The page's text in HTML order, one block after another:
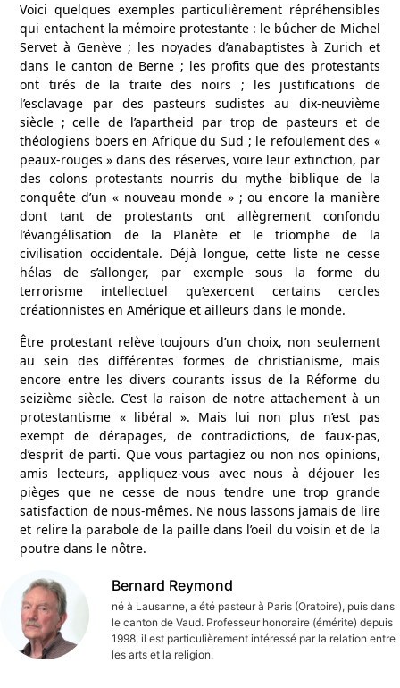
Voici quelques exemples particulièrement répréhensibles
qui entachent la mémoire protestante : le bûcher de Michel
Servet à Genève ; les noyades d’anabaptistes à Zurich et
dans le canton de Berne ; les profits que des protestants
ont tirés de la traite des noirs ; les justifications de
l’esclavage par des pasteurs sudistes au dix-neuvième
siècle ; celle de l’apartheid par trop de pasteurs et de
théologiens boers en Afrique du Sud ; le refoulement des «
peaux-rouges » dans des réserves, voire leur extinction, par
des colons protestants nourris du mythe biblique de la
conquête d’un « nouveau monde » ; ou encore la manière
dont tant de protestants ont allègrement confondu
l’évangélisation de la Planète et le triomphe de la
civilisation occidentale. Déjà longue, cette liste ne cesse
hélas de s’allonger, par exemple sous la forme du
terrorisme intellectuel qu’exercent certains cercles
créationnistes en Amérique et ailleurs dans le monde.
Être protestant relève toujours d’un choix, non seulement
au sein des différentes formes de christianisme, mais
encore entre les divers courants issus de la Réforme du
seizième siècle. C’est la raison de notre attachement à un
protestantisme « libéral ». Mais lui non plus n’est pas
exempt de dérapages, de contradictions, de faux-pas,
d’esprit de parti. Que vous partagiez ou non nos opinions,
amis lecteurs, appliquez-vous avec nous à déjouer les
pièges que ne cesse de nous tendre une trop grande
satisfaction de nous-mêmes. Ne nous lassons jamais de lire
et relire la parabole de la paille dans l’oeil du voisin et de la
poutre dans le nôtre.
Bernard Reymond
né à Lausanne, a été pasteur à Paris (Oratoire), puis dans
le canton de Vaud. Professeur honoraire (émérite) depuis
1998, il est particulièrement intéressé par la relation entre
les arts et la religion.